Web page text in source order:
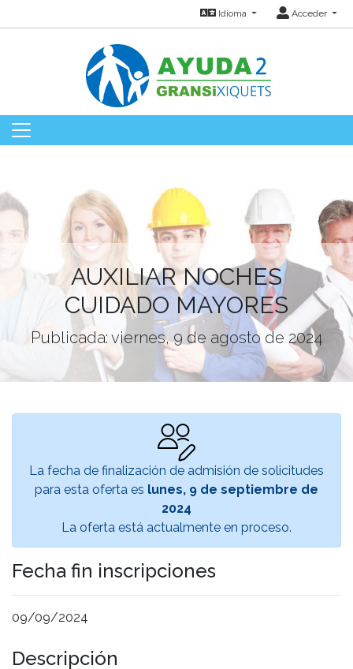
Idioma Acceder
AUXILIAR NOCHES
CUIDADO MAYORES
Publicada: viernes, 9 de agosto de 2024
La fecha de finalización de admisión de solicitudes
para esta oferta es lunes, 9 de septiembre de
2024
La oferta está actualmente en proceso.
Fecha fin inscripciones
09/09/2024
Descripción